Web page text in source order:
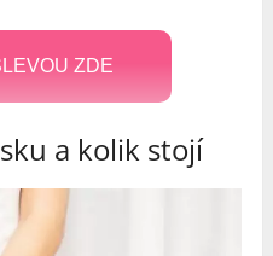
ZDE
a kolik stojí